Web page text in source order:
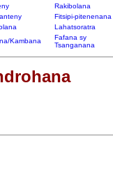
Rakibolana
Fitsipi-pitenenana
Lahatsoratra
Kambana
Fafana sy
Tsanganana